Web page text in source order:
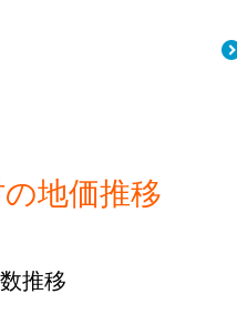
地価推移
推移